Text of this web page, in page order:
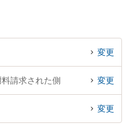
変更
請求された側 変更
変更